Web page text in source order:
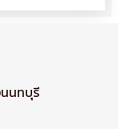
นทบุรี